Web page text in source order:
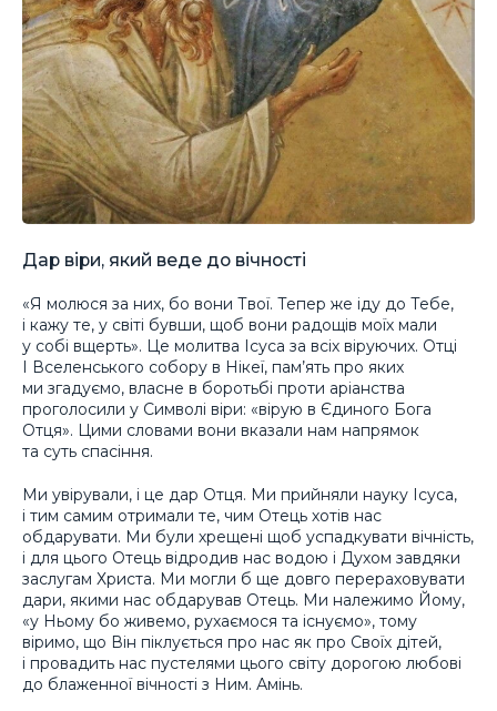
Дар віри, який веде до вічності
«Я молюся за них, бо вони Твої. Тепер же іду до Тебе,
і кажу те, у світі бувши, щоб вони радощів моїх мали
у собі вщерть». Це молитва Ісуса за всіх віруючих. Отці
І Вселенського собору в Нікеї, пам’ять про яких
ми згадуємо, власне в боротьбі проти аріанства
проголосили у Символі віри: «вірую в Єдиного Бога
Отця». Цими словами вони вказали нам напрямок
та суть спасіння.
Ми увірували, і це дар Отця. Ми прийняли науку Ісуса,
і тим самим отримали те, чим Отець хотів нас
обдарувати. Ми були хрещені щоб успадкувати вічність,
і для цього Отець відродив нас водою і Духом завдяки
заслугам Христа. Ми могли б ще довго перераховувати
дари, якими нас обдарував Отець. Ми належимо Йому,
«у Ньому бо живемо, рухаємося та існуємо», тому
віримо, що Він піклується про нас як про Своїх дітей,
і провадить нас пустелями цього світу дорогою любові
до блаженної вічності з Ним. Амінь.